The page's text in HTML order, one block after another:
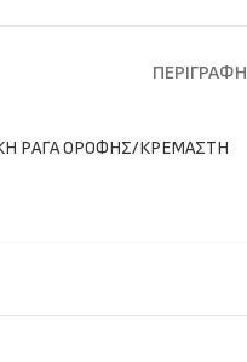
ΠΕΡΙΓΡΑΦΉ
ΡΑΓΑ ΟΡΟΦΗΣ/ΚΡΕΜΑΣΤΗ